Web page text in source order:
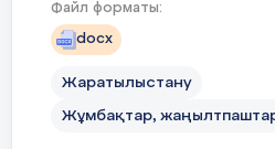
Файл форматы:
docx
Жаратылыстану
Жұмбақтар,